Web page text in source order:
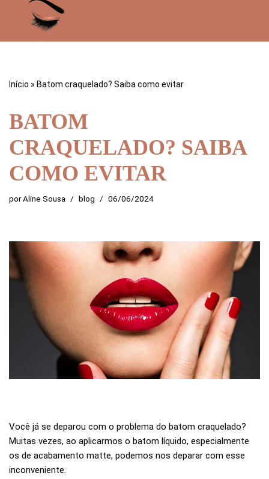
Início » Batom craquelado? Saiba como evitar
BATOM
CRAQUELADO? SAIBA
COMO EVITAR
porAline Sousa blog 06/06/2024
Você já se deparou com o problema do batom craquelado?
Muitas vezes, ao aplicarmos o batom líquido, especialmente
os de acabamento matte, podemos nos deparar com esse
inconveniente.